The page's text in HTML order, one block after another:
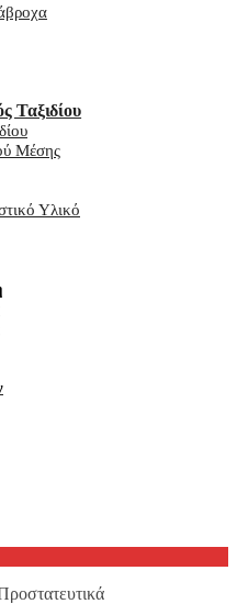
Ταξιδίου
Μέσης
Υλικό